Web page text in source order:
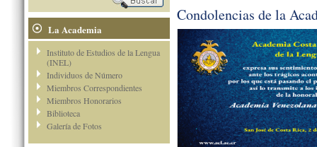
La Academia
Instituto de Estudios de la Lengua
(INEL)
Individuos de Número
Miembros Correspondientes
Miembros Honorarios
Biblioteca
Galería de Fotos
Condolencias de la